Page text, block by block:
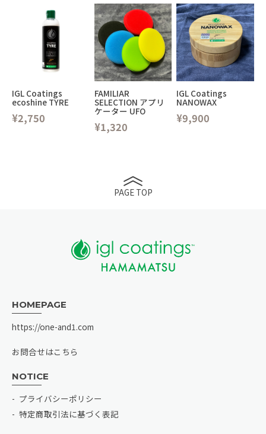
IGL Coatings
ecoshine TYRE
¥2,750
FAMILIAR
SELECTION アプリ
ケーター UFO
¥1,320
IGL Coatings
NANOWAX
¥9,900
PAGE TOP
HOMEPAGE
https://one-and1.com
お問合せはこちら
NOTICE
プライバシーポリシー
特定商取引法に基づく表記